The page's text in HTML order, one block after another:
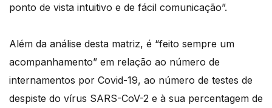
ponto de vista intuitivo e de fácil comunicação”.
Além da análise desta matriz, é “feito sempre um
acompanhamento” em relação ao número de
internamentos por Covid-19, ao número de testes de
despiste do vírus SARS-CoV-2 e à sua percentagem de